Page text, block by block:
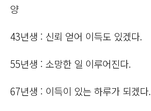
양
43년생 : 신뢰 얻어 이득도 있겠다.
55년생 : 소망한 일 이루어진다.
67년생 : 이득이 있는 하루가 되겠다.